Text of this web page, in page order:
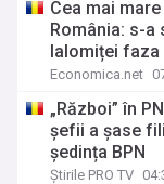
Cea mai
România: s-a
Ialomiței faza
Economica.net
„Război” în
șefii a șase
ședința BPN
Știrile PRO TV